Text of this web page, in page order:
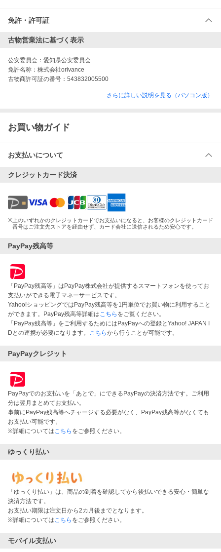
免許・許可証
古物営業法に基づく表示
公安委員会： 愛知県公安委員会
免許名称： 株式会社orivance
古物商許可証の番号： 543832005500
さらに詳しい説明を見る（パソコン版）
お買い物ガイド
お支払いについて
クレジットカード決済
※ 上のいずれかのクレジットカードでお支払いになると、お客様のクレジットカード
番号はご注文先ストアを経由せず、カード会社に送信されるため安心です。
PayPay残高等
「PayPay残高等」はPayPay株式会社が提供するスマートフォンを使ってお
支払いができる電子マネーサービスです。
Yahoo!ショッピングではPayPay残高等を1円単位でお買い物に利用すること
ができます。PayPay残高等詳細はこちら をご覧ください。
「PayPay残高等」をご利用するためにはPayPayへの登録とYahoo! JAPAN I
Dとの連携が必要になります。 こちらから行うことが可能です。
PayPayクレジット
PayPayでのお支払いを「あとで」にできるPayPayの決済方法です。ご利用
分は翌月まとめてお支払い。
事前にPayPay残高等へチャージする必要がなく、PayPay残高等がなくても
お支払い可能です。
※詳細についてはこちら をご参照ください。
ゆっくり払い
「ゆっくり払い」は、商品の到着を確認してから後払いできる安心・簡単な
決済方法です。
お支払い期限は注文日から2カ月後までとなります。
※詳細についてはこちら をご参照ください。
モバイル支払い